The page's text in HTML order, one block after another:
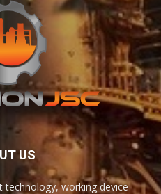
US
technology, working device